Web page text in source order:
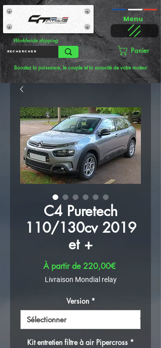
Worldwide shipping
Menu
Panier
Boostez la puissance, le couple et la sonorité de votre moteur
C4 Puretech
110/130cv 2019
et +
À partir de220,00€Prix
Livraison Mondial relay
Version *
Kit entretien filtre à air Pipercross *